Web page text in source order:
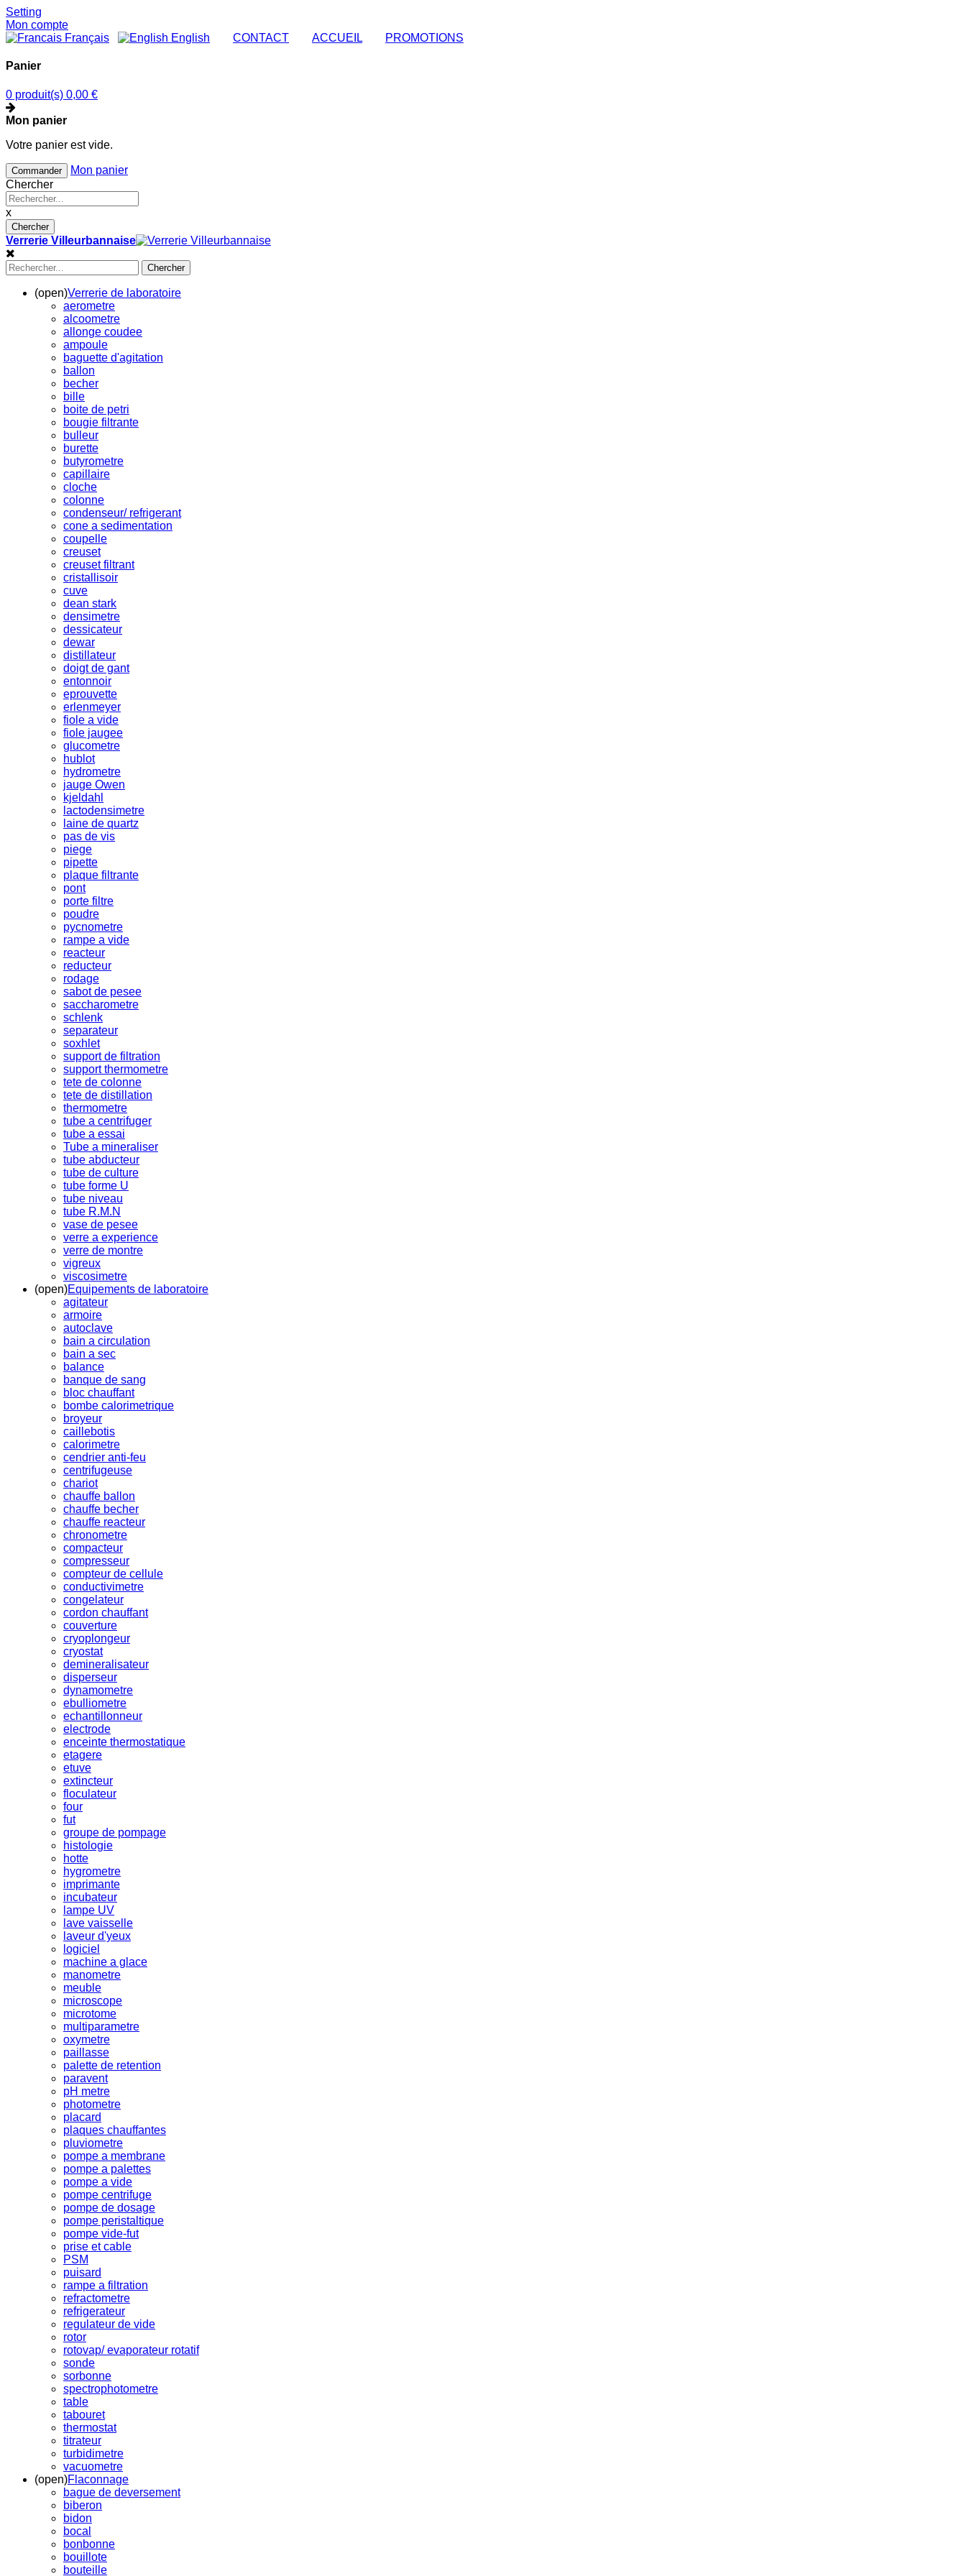
Setting
Mon compte
Français
English CONTACT ACCUEIL PROMOTIONS
Panier
0 produit(s) 0,00 €
Mon panier
Votre panier est vide.
Commander
Mon panier
Chercher
x
Chercher
Verrerie Villeurbannaise
Chercher
(open)Verrerie de laboratoire
aerometre
alcoometre
allonge coudee
ampoule
baguette d'agitation
ballon
becher
bille
boite de petri
bougie filtrante
bulleur
burette
butyrometre
capillaire
cloche
colonne
condenseur/ refrigerant
cone a sedimentation
coupelle
creuset
creuset filtrant
cristallisoir
cuve
dean stark
densimetre
dessicateur
dewar
distillateur
doigt de gant
entonnoir
eprouvette
erlenmeyer
fiole a vide
fiole jaugee
glucometre
hublot
hydrometre
jauge Owen
kjeldahl
lactodensimetre
laine de quartz
pas de vis
piege
pipette
plaque filtrante
pont
porte filtre
poudre
pycnometre
rampe a vide
reacteur
reducteur
rodage
sabot de pesee
saccharometre
schlenk
separateur
soxhlet
support de filtration
support thermometre
tete de colonne
tete de distillation
thermometre
tube a centrifuger
tube a essai
Tube a mineraliser
tube abducteur
tube de culture
tube forme U
tube niveau
tube R.M.N
vase de pesee
verre a experience
verre de montre
vigreux
viscosimetre
(open)Equipements de laboratoire
agitateur
armoire
autoclave
bain a circulation
bain a sec
balance
banque de sang
bloc chauffant
bombe calorimetrique
broyeur
caillebotis
calorimetre
cendrier anti-feu
centrifugeuse
chariot
chauffe ballon
chauffe becher
chauffe reacteur
chronometre
compacteur
compresseur
compteur de cellule
conductivimetre
congelateur
cordon chauffant
couverture
cryoplongeur
cryostat
demineralisateur
disperseur
dynamometre
ebulliometre
echantillonneur
electrode
enceinte thermostatique
etagere
etuve
extincteur
floculateur
four
fut
groupe de pompage
histologie
hotte
hygrometre
imprimante
incubateur
lampe UV
lave vaisselle
laveur d'yeux
logiciel
machine a glace
manometre
meuble
microscope
microtome
multiparametre
oxymetre
paillasse
palette de retention
paravent
pH metre
photometre
placard
plaques chauffantes
pluviometre
pompe a membrane
pompe a palettes
pompe a vide
pompe centrifuge
pompe de dosage
pompe peristaltique
pompe vide-fut
prise et cable
PSM
puisard
rampe a filtration
refractometre
refrigerateur
regulateur de vide
rotor
rotovap/ evaporateur rotatif
sonde
sorbonne
spectrophotometre
table
tabouret
thermostat
titrateur
turbidimetre
vacuometre
(open)Flaconnage
bague de deversement
biberon
bidon
bocal
bonbonne
bouillote
bouteille